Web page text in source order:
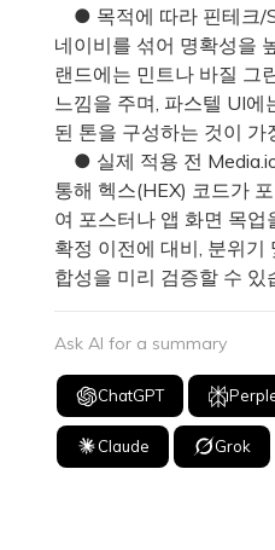
● 목적에 따라 핀테크/
네이비를 섞어 명확성을
랜드에는 민트나 바질 그
느낌을 주며, 파스텔 UI
된 톤을 구성하는 것이 가
● 실제 적용 전
통해 헥스(HEX) 코드가
여 포스터나 앱 화면 목업
확정 이전에 대비, 분위기
합성을 미리 검증할 수 있
Ask AI for a summary
ChatGPT
Claude Grok